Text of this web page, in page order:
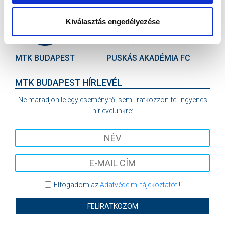
Kiválasztás engedélyezése
MTK BUDAPEST
VS
PUSKÁS AKADÉMIA FC
MTK BUDAPEST HÍRLEVÉL
Ne maradjon le egy eseményről sem! Iratkozzon fel ingyenes
hírlevelünkre:
Elfogadom azAdatvédelmi tájékoztatót!
FELIRATKOZOM